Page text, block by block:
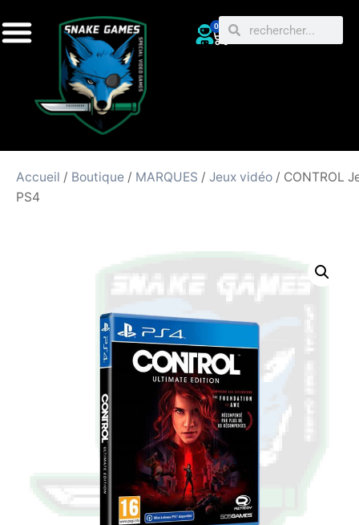
0
Accueil / Boutique / MARQUES / Jeux vidéo / CONTROL
PS4